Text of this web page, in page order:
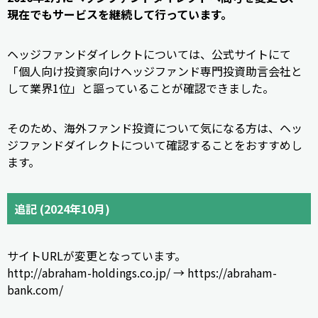
現在でもサービスを継続して行っています。
ヘッジファンドダイレクトについては、公式サイトにて
「個人向け投資家向けヘッジファンド専門投資助言会社と
して業界1位」と謳っていることが確認できました。
そのため、海外ファンド投資について気になる方は、ヘッ
ジファンドダイレクトについて確認することをおすすめし
ます。
追記 (2024年10月)
サイトURLが変更となっています。
http://abraham-holdings.co.jp/ → https://abraham-
bank.com/